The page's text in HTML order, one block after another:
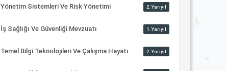
Yönetim Sistemleri Ve Risk Yönetimi 2.Yarıyıl
İş Sağlığı Ve Güvenliği Mevzuatı 1.Yarıyıl
Temel Bilgi Teknolojileri Ve Çalışma Hayatı 2.Yarıyıl